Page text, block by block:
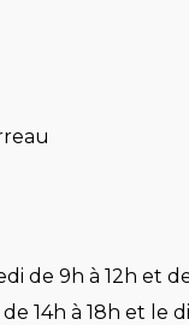
de 9h à 12h et
14h à 18h et le